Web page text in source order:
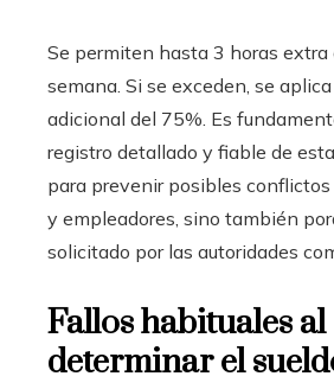
Se permiten hasta 3 horas extra
semana. Si se exceden, se
adicional del 75%. Es
registro detallado y fiable de
para prevenir posibles
y empleadores, sino también
solicitado por las autoridades
Fallos habituales al
determinar el